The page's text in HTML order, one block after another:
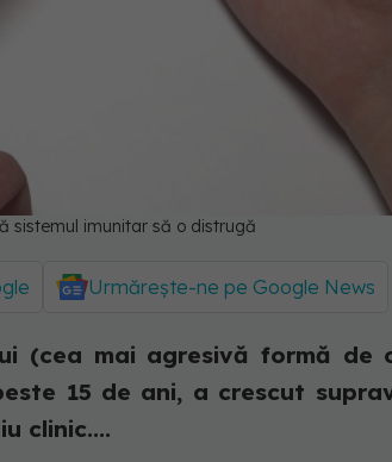
sistemul imunitar să o distrugă
Urmărește-ne pe Google News
(cea mai agresivă formă de
15 de ani, a crescut
clinic....